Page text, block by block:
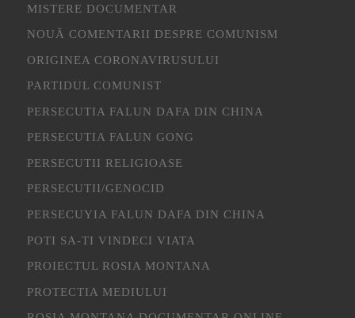
MISTERE DOCUMENTAR
NOUĂ COMENTARII DESPRE COMUNISM
ORIGINEA CORONAVIRUSULUI
PARTIDUL COMUNIST
PERSECUTIA FALUN DAFA DIN CHINA
PERSECUTIA FALUN GONG
PERSECUTII RELIGIOASE
PERSECUTII/GENOCID
PERSECUYIA FALUN DAFA DIN CHINA
POTI SA-TI VINDECI VIATA
PROIECTUL ROSIA MONTANA
PROTECTIA MEDIULUI